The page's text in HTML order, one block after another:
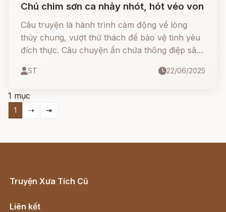
Chú chim sơn ca nhảy nhót, hót véo von
Câu truyện là hành trình cảm động về lòng
thủy chung, vượt thử thách để bảo vệ tình yêu
đích thực. Câu chuyện ẩn chứa thông điệp sâu
của tình yêu trước những thế lực phù phép.
ST 22/06/2025
1 mục
1 ⇢ ⇥
Truyện Xưa Tích Cũ
Liên kết